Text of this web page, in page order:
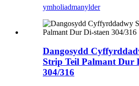
ymholiadmanylder
Dangosydd
Strip Teil Palmant Dur
304/316